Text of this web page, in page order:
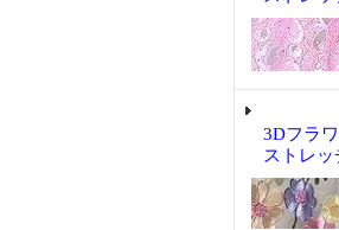
3Dフラ
ストレッ